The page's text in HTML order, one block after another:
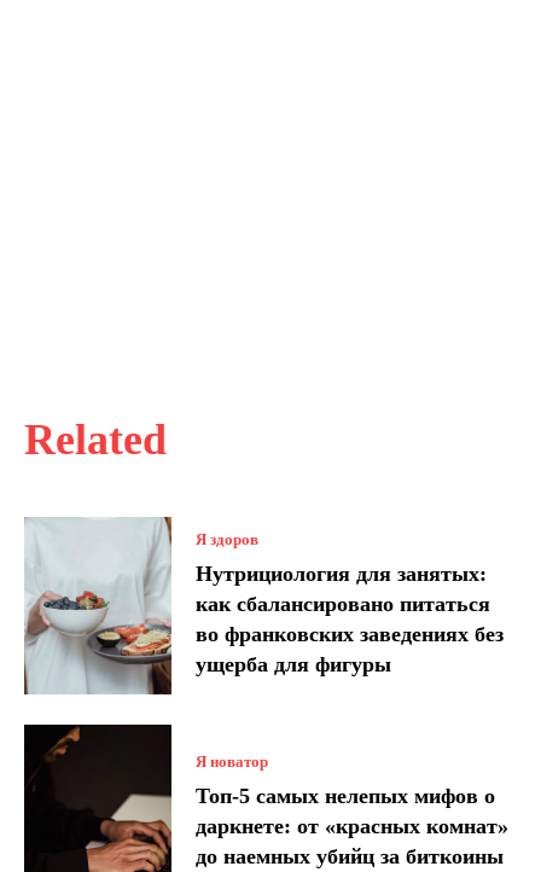
Related
Я здоров
Нутрициология для занятых:
как сбалансировано питаться
во франковских заведениях без
ущерба для фигуры
Я новатор
Топ-5 самых нелепых мифов о
даркнете: от «красных комнат»
до наемных убийц за биткоины